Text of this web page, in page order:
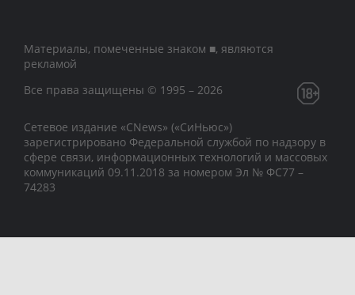
Материалы, помеченные знаком ■, являются
рекламой
Все права защищены © 1995 – 2026
Сетевое издание «CNews» («СиНьюс»)
зарегистрировано Федеральной службой по надзору в
сфере связи, информационных технологий и массовых
коммуникаций 09.11.2018 за номером Эл № ФС77 –
74283